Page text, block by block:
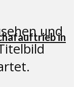
in
und